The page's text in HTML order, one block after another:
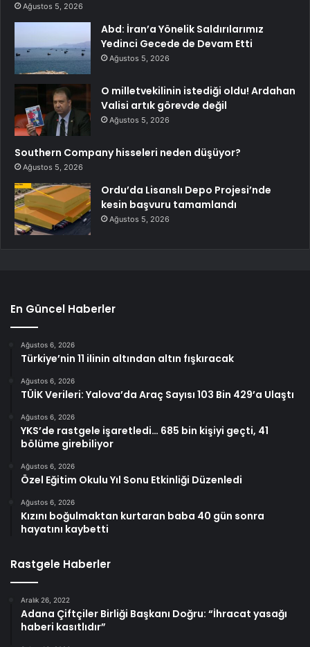
Ağustos 5, 2026
Abd: İran’a Yönelik Saldırılarımız
Yedinci Gecede de Devam Etti
Ağustos 5, 2026
O milletvekilinin istediği oldu! Ardahan
Valisi artık görevde değil
Ağustos 5, 2026
Southern Company hisseleri neden düşüyor?
Ağustos 5, 2026
Ordu’da Lisanslı Depo Projesi’nde
kesin başvuru tamamlandı
Ağustos 5, 2026
En Güncel Haberler
Ağustos 6, 2026
Türkiye’nin 11 ilinin altından altın fışkıracak
Ağustos 6, 2026
TÜİK Verileri: Yalova’da Araç Sayısı 103 Bin 429’a Ulaştı
Ağustos 6, 2026
YKS’de rastgele işaretledi… 685 bin kişiyi geçti, 41
bölüme girebiliyor
Ağustos 6, 2026
Özel Eğitim Okulu Yıl Sonu Etkinliği Düzenledi
Ağustos 6, 2026
Kızını boğulmaktan kurtaran baba 40 gün sonra
hayatını kaybetti
Rastgele Haberler
Aralık 26, 2022
Adana Çiftçiler Birliği Başkanı Doğru: “İhracat yasağı
haberi kasıtlıdır”